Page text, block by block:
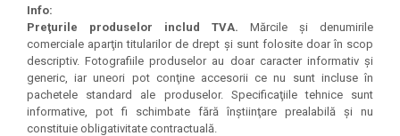
Info:
Preţurile produselor includ TVA. Mărcile şi denumirile
comerciale aparţin titularilor de drept şi sunt folosite doar în scop
descriptiv. Fotografiile produselor au doar caracter informativ şi
generic, iar uneori pot conţine accesorii ce nu sunt incluse în
pachetele standard ale produselor. Specificaţiile tehnice sunt
informative, pot fi schimbate fără înştiinţare prealabilă şi nu
constituie obligativitate contractuală.